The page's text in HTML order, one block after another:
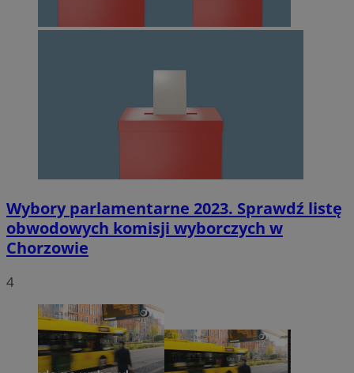
Wybory parlamentarne 2023. Sprawdź listę
obwodowych komisji wyborczych w
Chorzowie
4